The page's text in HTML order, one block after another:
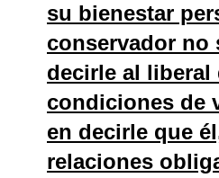
su bienestar
conservador no
decirle al liberal
condiciones de
en decirle que
relaciones